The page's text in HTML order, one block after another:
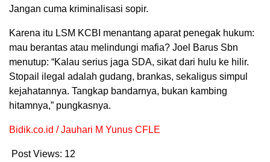
Jangan cuma kriminalisasi sopir.
Karena itu LSM KCBI menantang aparat penegak hukum:
mau berantas atau melindungi mafia? Joel Barus Sbn
menutup: “Kalau serius jaga SDA, sikat dari hulu ke hilir.
Stopail ilegal adalah gudang, brankas, sekaligus simpul
kejahatannya. Tangkap bandarnya, bukan kambing
hitamnya,” pungkasnya.
Bidik.co.id / Jauhari M Yunus CFLE
Post Views: 12